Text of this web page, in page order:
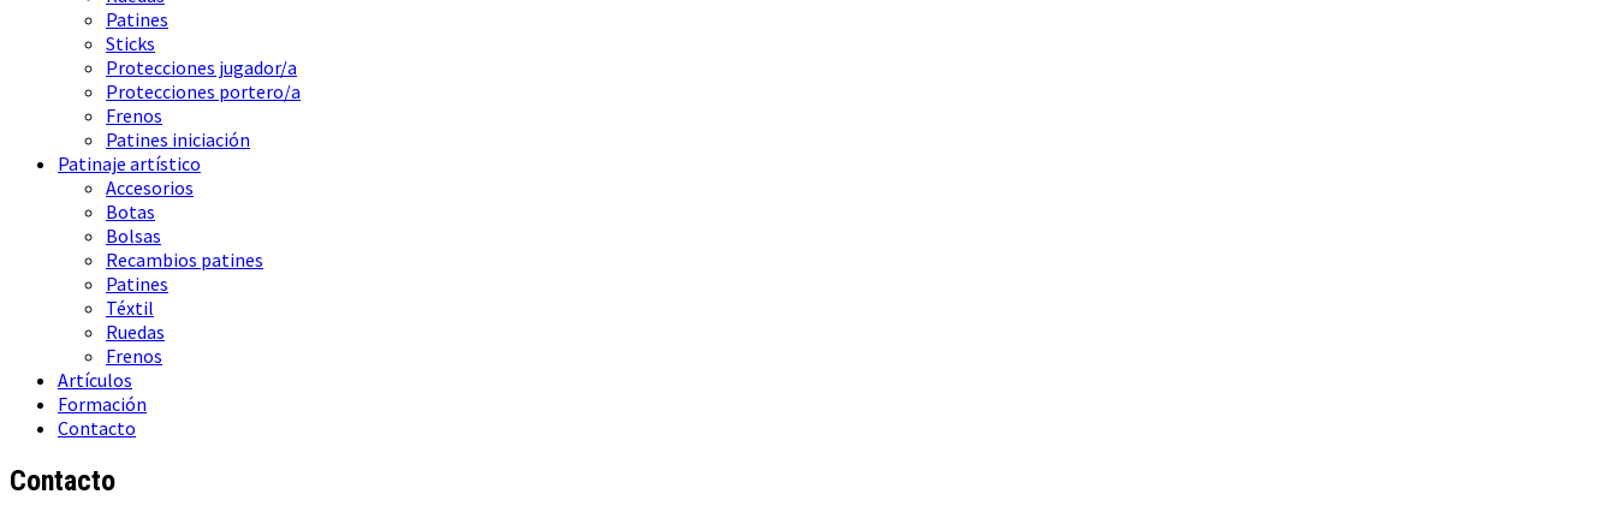
Patines
Sticks
Protecciones jugador/a
Protecciones portero/a
Frenos
Patines iniciación
Patinaje artístico
Accesorios
Botas
Bolsas
Recambios patines
Patines
Téxtil
Ruedas
Frenos
Artículos
Formación
Contacto
Contacto